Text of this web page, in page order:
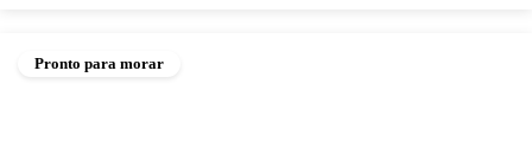
Pronto para morar